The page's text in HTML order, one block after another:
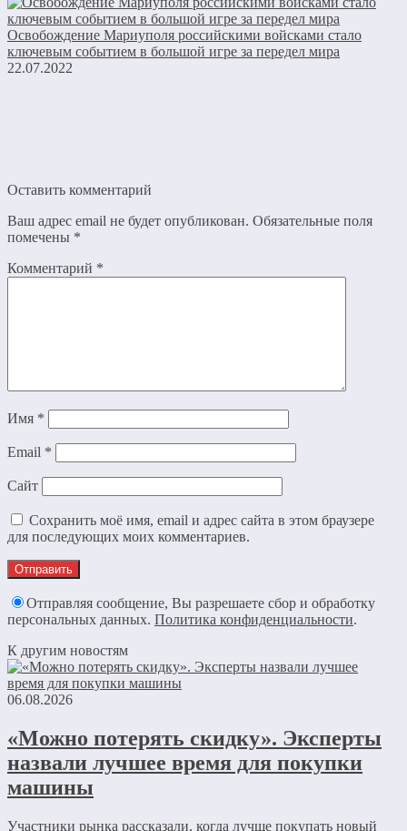
Освобождение Мариуполя российскими войсками стало
ключевым событием в большой игре за передел мира
22.07.2022
Оставить комментарий
Ваш адрес email не будет опубликован. Обязательные поля
помечены *
Комментарий *
Имя *
Email *
Сайт
Сохранить моё имя, email и адрес сайта в этом браузере
для последующих моих комментариев.
Отправляя сообщение, Вы разрешаете сбор и обработку
персональных данных. Политика конфиденциальности.
К другим новостям
06.08.2026
«Можно потерять скидку». Эксперты
назвали лучшее время для покупки
машины
Участники рынка рассказали, когда лучше покупать новый